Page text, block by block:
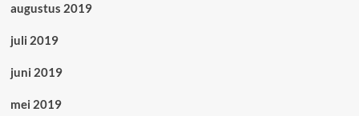
augustus 2019
juli 2019
juni 2019
mei 2019